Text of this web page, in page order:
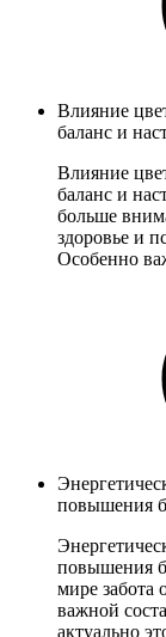
Влияние
баланс и
Влияние
баланс и
больше
здоровье и
Особенно
повышения
повышения
мире забота
важной
актуально